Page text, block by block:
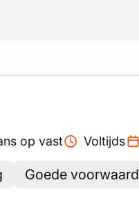
op vast Voltijds
Goede